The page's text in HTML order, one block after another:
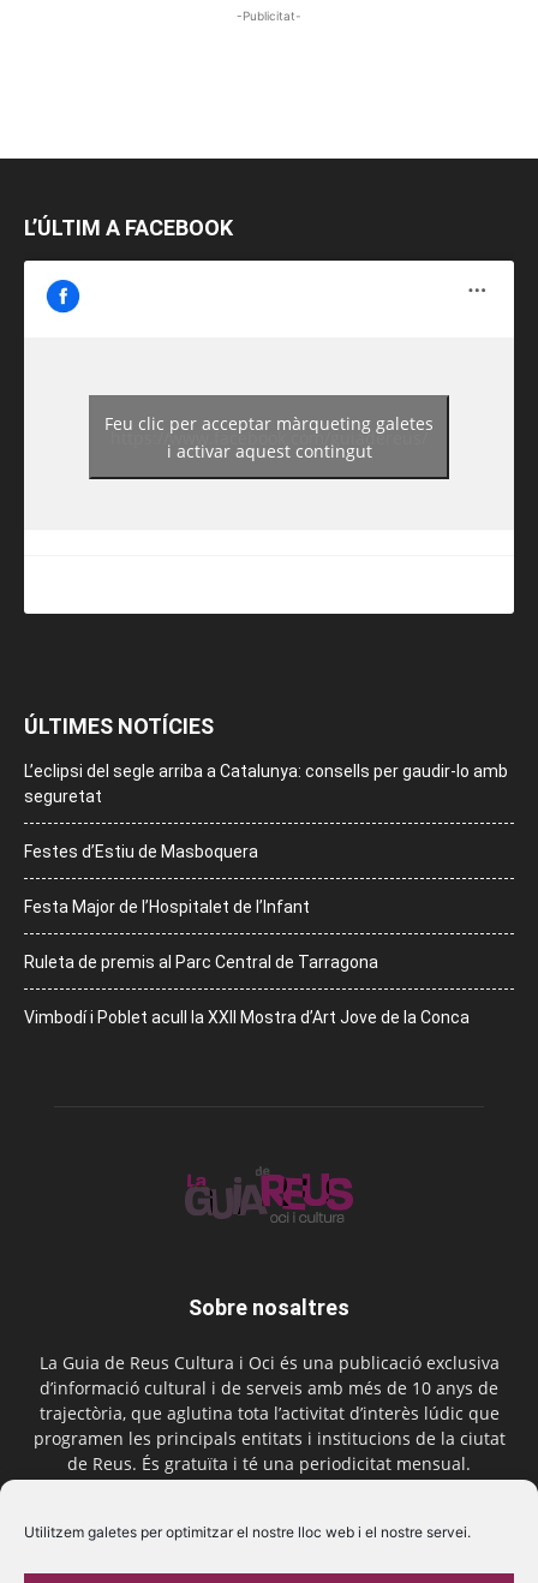
Utilitzem galetes per optimitzar el nostre lloc web i el nostre servei.
-Publicitat-
L’ÚLTIM A FACEBOOK
https://www.facebook.com/guiadereus/
Feu clic per acceptar màrqueting galetes
i activar aquest contingut
ÚLTIMES NOTÍCIES
L’eclipsi del segle arriba a Catalunya: consells per gaudir-lo amb
seguretat
Festes d’Estiu de Masboquera
Festa Major de l’Hospitalet de l’Infant
Ruleta de premis al Parc Central de Tarragona
Vimbodí i Poblet acull la XXII Mostra d’Art Jove de la Conca
Sobre nosaltres
La Guia de Reus Cultura i Oci és una publicació exclusiva
d’informació cultural i de serveis amb més de 10 anys de
trajectòria, que aglutina tota l’activitat d’interès lúdic que
programen les principals entitats i institucions de la ciutat
de Reus. És gratuïta i té una periodicitat mensual.